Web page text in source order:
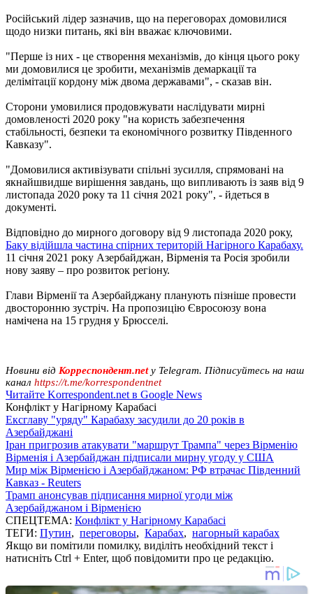
Російський лідер зазначив, що на переговорах домовилися
щодо низки питань, які він вважає ключовими.
"Перше із них - це створення механізмів, до кінця цього року
ми домовилися це зробити, механізмів демаркації та
делімітації кордону між двома державами", - сказав він.
Сторони умовилися продовжувати наслідувати мирні
домовленості 2020 року "на користь забезпечення
стабільності, безпеки та економічного розвитку Південного
Кавказу".
"Домовилися активізувати спільні зусилля, спрямовані на
якнайшвидше вирішення завдань, що випливають із заяв від 9
листопада 2020 року та 11 січня 2021 року", - йдеться в
документі.
Відповідно до мирного договору від 9 листопада 2020 року,
Баку відійшла частина спірних територій Нагірного Карабаху.
11 січня 2021 року Азербайджан, Вірменія та Росія зробили
нову заяву – про розвиток регіону.
Глави Вірменії та Азербайджану планують пізніше провести
двосторонню зустріч. На пропозицію Євросоюзу вона
намічена на 15 грудня у Брюсселі.
Новини від Корреспондент.netу Telegram. Підписуйтесь на наш
канал https://t.me/korrespondentnet
Читайте Korrespondent.net в Google News
Конфлікт у Нагірному Карабасі
Ексглаву "уряду" Карабаху засудили до 20 років в
Азербайджані
Іран пригрозив атакувати "маршрут Трампа" через Вірменію
Вірменія і Азербайджан підписали мирну угоду у США
Мир між Вірменією і Азербайджаном: РФ втрачає Південний
Кавказ - Reuters
Трамп анонсував підписання мирної угоди між
Азербайджаном і Вірменією
СПЕЦТЕМА: Конфлікт у Нагірному Карабасі
ТЕГИ: Путин, переговоры, Карабах, нагорный карабах
Якщо ви помітили помилку, виділіть необхідний текст і
натисніть Ctrl + Enter, щоб повідомити про це редакцію.